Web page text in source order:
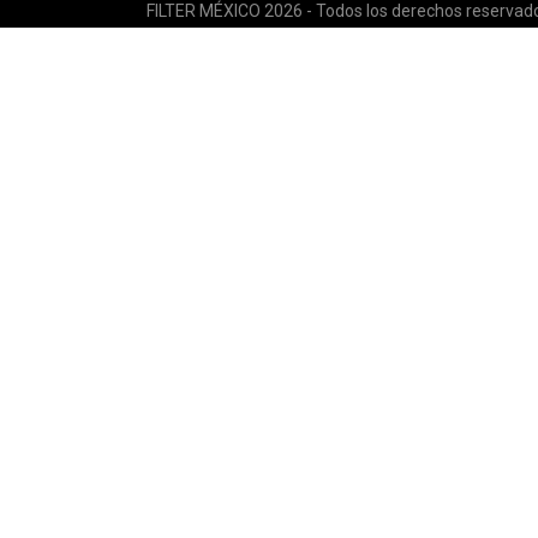
FILTER MÉXICO 2026 - Todos los derechos